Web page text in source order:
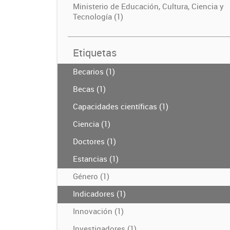
Ministerio de Educación, Cultura, Ciencia y
Tecnología (1)
Etiquetas
Becarios (1)
Becas (1)
Capacidades científicas (1)
Ciencia (1)
Doctores (1)
Estancias (1)
Género (1)
Indicadores (1)
Innovación (1)